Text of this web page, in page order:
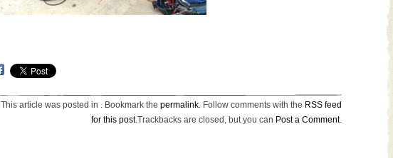
This article was posted in . Bookmark the permalink. Follow comments with the RSS feed
for this post.Trackbacks are closed, but you can Post a Comment.